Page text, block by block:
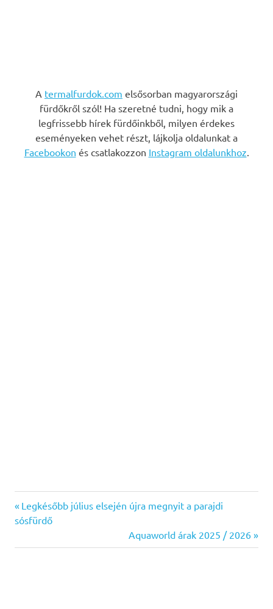
A termalfurdok.com elsősorban magyarországi
fürdőkről szól! Ha szeretné tudni, hogy mik a
legfrissebb hírek fürdőinkből, milyen érdekes
eseményeken vehet részt, lájkolja oldalunkat a
Facebookon és csatlakozzon Instagram oldalunkhoz.
Bejegyzés
Previous
Post:
Legkésőbb július elsején újra megnyit a parajdi
sósfürdő
Next
Post:
Aquaworld árak 2025 / 2026